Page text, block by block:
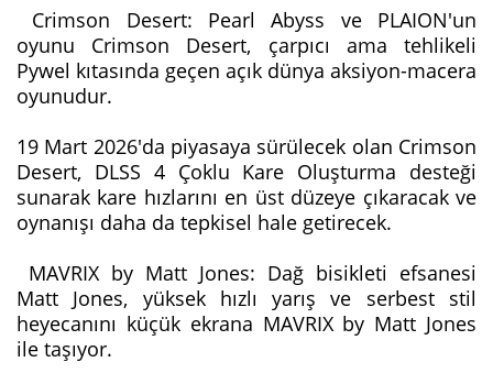
Crimson Desert: Pearl Abyss ve PLAION'un
oyunu Crimson Desert, çarpıcı ama tehlikeli
Pywel kıtasında geçen açık dünya aksiyon-macera
oyunudur.
19 Mart 2026'da piyasaya sürülecek olan Crimson
Desert, DLSS 4 Çoklu Kare Oluşturma desteği
sunarak kare hızlarını en üst düzeye çıkaracak ve
oynanışı daha da tepkisel hale getirecek.
MAVRIX by Matt Jones: Dağ bisikleti efsanesi
Matt Jones, yüksek hızlı yarış ve serbest stil
heyecanını küçük ekrana MAVRIX by Matt Jones
ile taşıyor.